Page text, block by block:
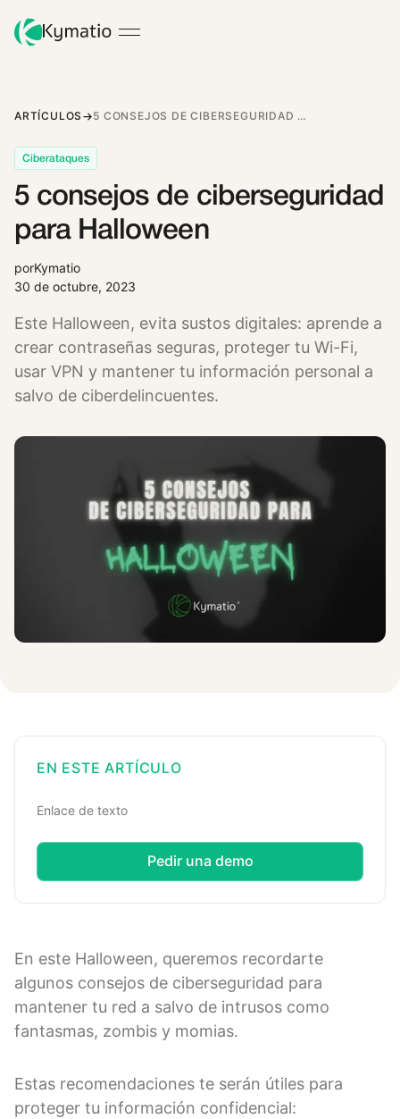
ARTÍCULOS 5 CONSEJOS DE CIBERSEGURIDAD PARA HALLOWEEN
Ciberataques
5 consejos de ciberseguridad
para Halloween
porKymatio
30 de octubre, 2023
Este Halloween, evita sustos digitales: aprende a
crear contraseñas seguras, proteger tu Wi-Fi,
usar VPN y mantener tu información personal a
salvo de ciberdelincuentes.
EN ESTE ARTÍCULO
Enlace de texto
Pedir una demo
En este Halloween, queremos recordarte
algunos consejos de ciberseguridad para
mantener tu red a salvo de intrusos como
fantasmas, zombis y momias.
Estas recomendaciones te serán útiles para
proteger tu información confidencial: